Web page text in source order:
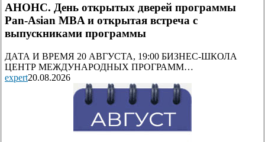
АНОНС. День открытых дверей программы
Pan-Asian MBA и открытая встреча с
выпускниками программы
ДАТА И ВРЕМЯ 20 АВГУСТА, 19:00 БИЗНЕС-ШКОЛА
ЦЕНТР МЕЖДУНАРОДНЫХ ПРОГРАММ…
expert20.08.2026